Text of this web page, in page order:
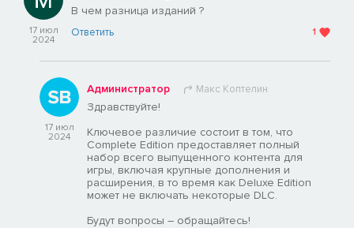
17 июл
2024
В чем разница изданий ?
Ответить 1
17 июл
2024
Администратор Макс Коптелин
Здравствуйте!
Ключевое различие состоит в том, что
Complete Edition предоставляет полный
набор всего выпущенного контента для
игры, включая крупные дополнения и
расширения, в то время как Deluxe Edition
может не включать некоторые DLC.
Будут вопросы – обращайтесь!